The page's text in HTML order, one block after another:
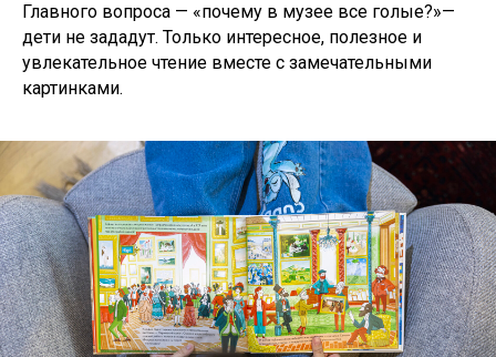
Главного вопроса — «почему в музее все голые?»—
дети не зададут. Только интересное, полезное и
увлекательное чтение вместе с замечательными
картинками.